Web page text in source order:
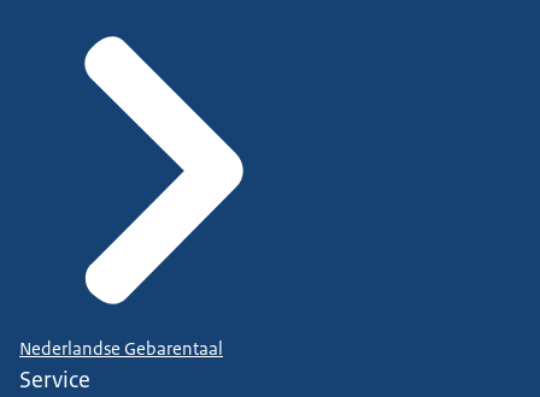
Nederlandse Gebarentaal
Service